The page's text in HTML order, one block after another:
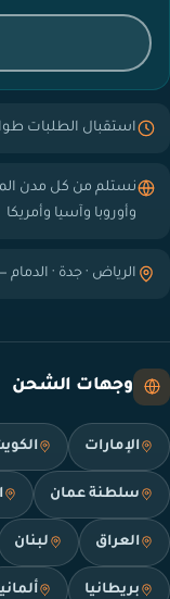
استقبال الطلبات
نستلم من كل مدن
وأوروبا وآسيا وأمريكا
الرياض · جدة ·
وجهات الشحن
الإمارات
سلطنة عمان
العراق لبنان
بريطانيا